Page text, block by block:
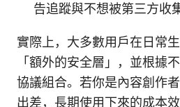
告追蹤與不想被第三方收
實際上，大多數用戶在日常
「額外的安全層」，並根據
協議組合。若你是內容創作
出差，長期使用下來的成本